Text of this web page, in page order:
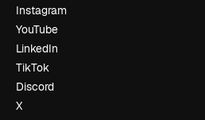
Instagram
YouTube
LinkedIn
TikTok
Discord
X